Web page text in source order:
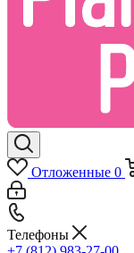
Отложенные 0
Телефоны